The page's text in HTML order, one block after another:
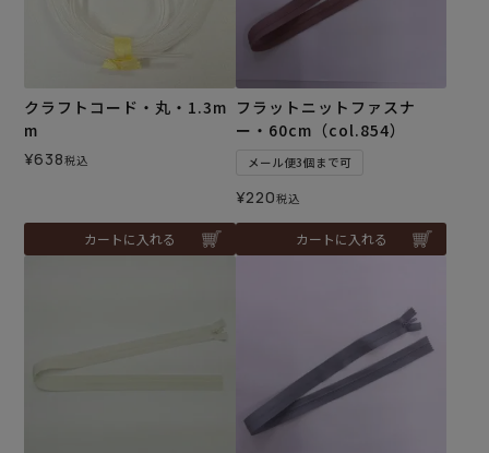
クラフトコード・丸・1.3m
m
¥638税込
カートに入れる
フラットニットファスナ
ー・60cm（col.854）
メール便3個まで可
¥220税込
カートに入れる